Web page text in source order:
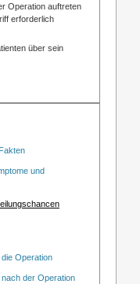
Operation auftreten
erforderlich
über sein
und
Operation
der Operation